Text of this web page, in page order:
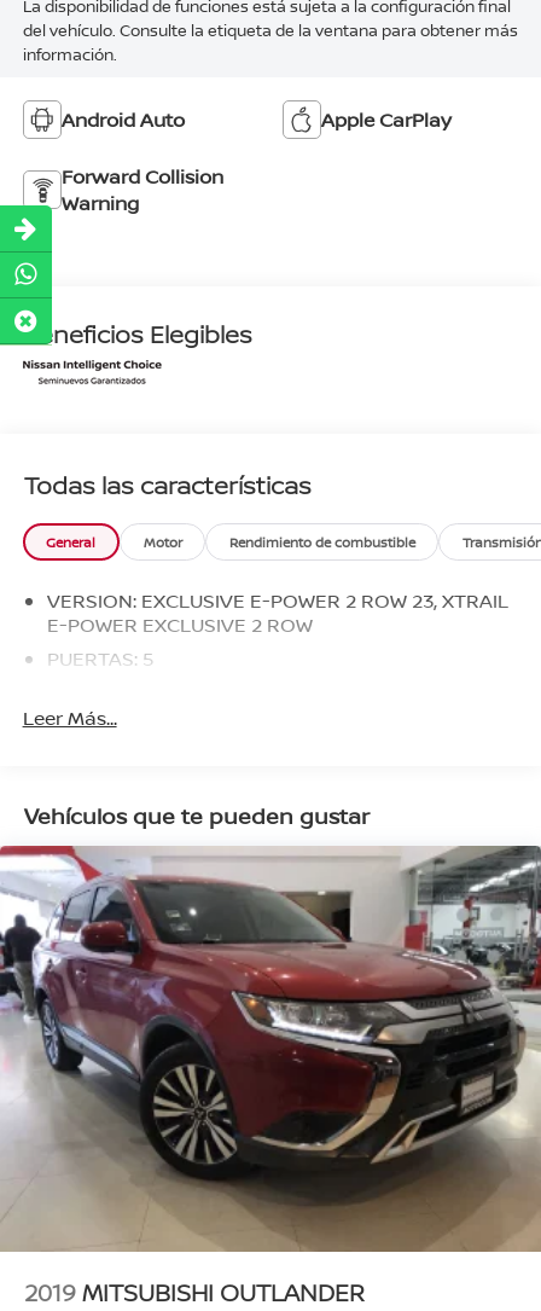
La disponibilidad de funciones está sujeta a la configuración final
del vehículo. Consulte la etiqueta de la ventana para obtener más
información.
Android Auto Apple CarPlay
Forward Collision
Warning
Beneficios Elegibles
Todas las características
General Motor Rendimiento de combustible
VERSION: EXCLUSIVE E-POWER 2 ROW 23, XTRAIL
E-POWER EXCLUSIVE 2 ROW
PUERTAS: 5
Leer Más...
Vehículos que te pueden gustar
2019MITSUBISHI OUTLANDER